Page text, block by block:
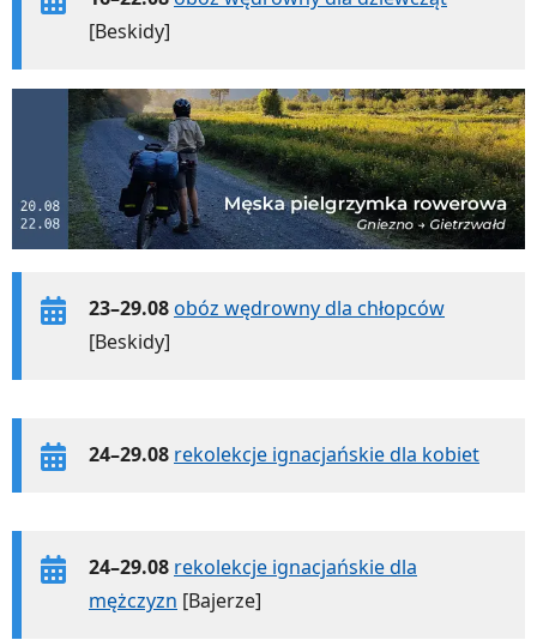
[Beskidy]
23–29.08obóz wędrowny dla chłopców
[Beskidy]
24–29.08 rekolekcje ignacjańskie dla kobiet
24–29.08 rekolekcje ignacjańskie dla
mężczyzn [Bajerze]